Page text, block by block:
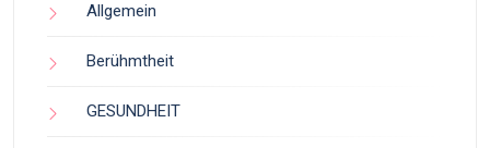
Allgemein
Berühmtheit
GESUNDHEIT